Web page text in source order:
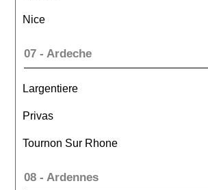
Nice
07 - Ardeche
Largentiere
Privas
Tournon Sur Rhone
08 - Ardennes